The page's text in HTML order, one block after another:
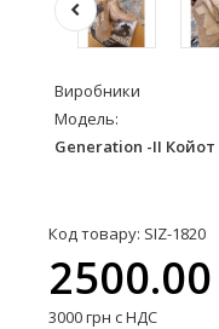
Виробники
Модель:
Generation -II Койот
Код товару: SIZ-1820
3000 грн с НДС